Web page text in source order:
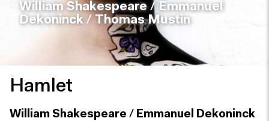
William Shakespeare/ Emmanuel
Dekoninck /Thomas Mustin
Hamlet
William Shakespeare / Emmanuel Dekoninck